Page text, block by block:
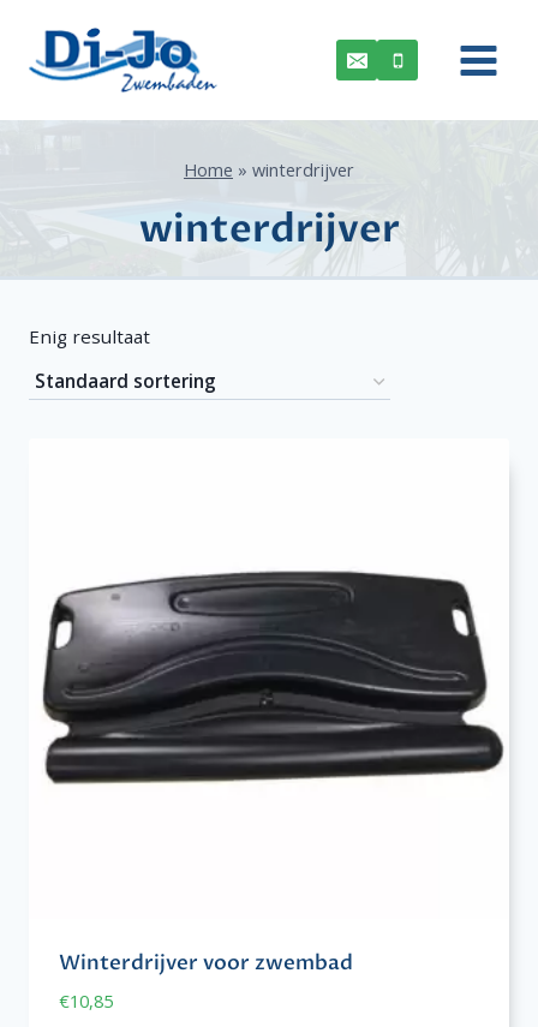
inhoud
Home » winterdrijver
winterdrijver
Enig resultaat
Winterdrijver voor zwembad
€10,85